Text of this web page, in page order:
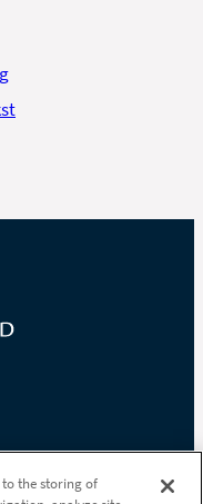
to the storing of